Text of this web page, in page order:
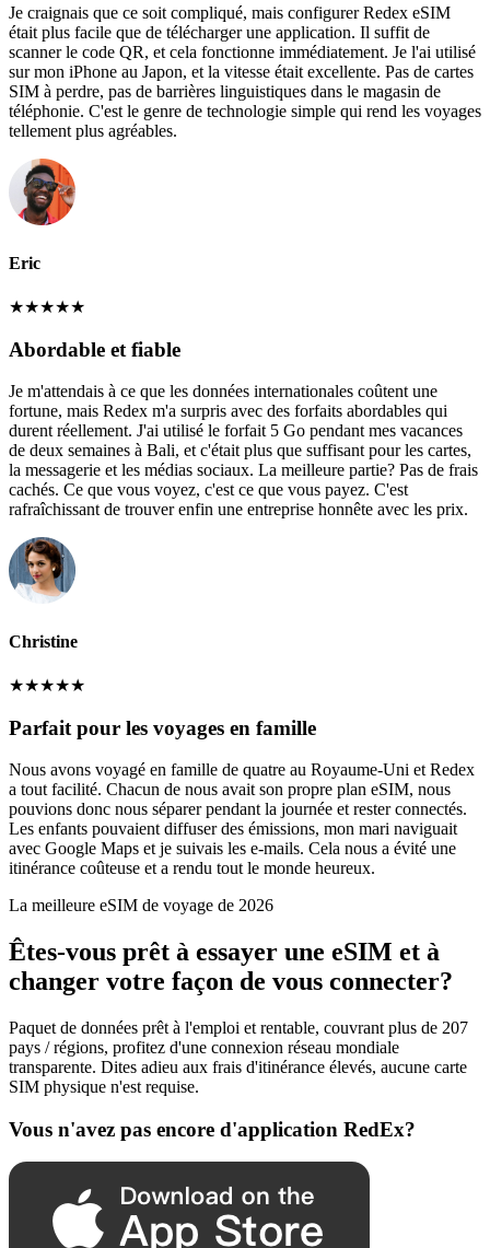
Je craignais que ce soit compliqué, mais configurer Redex eSIM
était plus facile que de télécharger une application. Il suffit de
scanner le code QR, et cela fonctionne immédiatement. Je l'ai utilisé
sur mon iPhone au Japon, et la vitesse était excellente. Pas de cartes
SIM à perdre, pas de barrières linguistiques dans le magasin de
téléphonie. C'est le genre de technologie simple qui rend les voyages
tellement plus agréables.
Eric
★★★★★
Abordable et fiable
Je m'attendais à ce que les données internationales coûtent une
fortune, mais Redex m'a surpris avec des forfaits abordables qui
durent réellement. J'ai utilisé le forfait 5 Go pendant mes vacances
de deux semaines à Bali, et c'était plus que suffisant pour les cartes,
la messagerie et les médias sociaux. La meilleure partie? Pas de frais
cachés. Ce que vous voyez, c'est ce que vous payez. C'est
rafraîchissant de trouver enfin une entreprise honnête avec les prix.
Christine
★★★★★
Parfait pour les voyages en famille
Nous avons voyagé en famille de quatre au Royaume-Uni et Redex
a tout facilité. Chacun de nous avait son propre plan eSIM, nous
pouvions donc nous séparer pendant la journée et rester connectés.
Les enfants pouvaient diffuser des émissions, mon mari naviguait
avec Google Maps et je suivais les e-mails. Cela nous a évité une
itinérance coûteuse et a rendu tout le monde heureux.
La meilleure eSIM de voyage de 2026
Êtes-vous prêt à essayer une eSIM et à
changer votre façon de vous connecter?
Paquet de données prêt à l'emploi et rentable, couvrant plus de 207
pays / régions, profitez d'une connexion réseau mondiale
transparente. Dites adieu aux frais d'itinérance élevés, aucune carte
SIM physique n'est requise.
Vous n'avez pas encore d'application RedEx?